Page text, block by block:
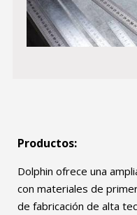
Productos:
Dolphin ofrece una
con materiales de
de fabricación de alta